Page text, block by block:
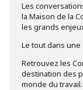
Les
la Maison de la
les grands
Le tout dans une
Retrouvez les
destination des
monde du travail.